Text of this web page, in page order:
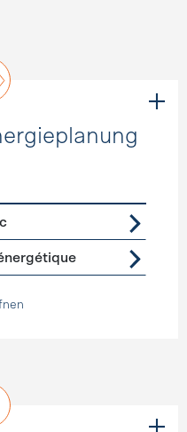
und Energieplanung